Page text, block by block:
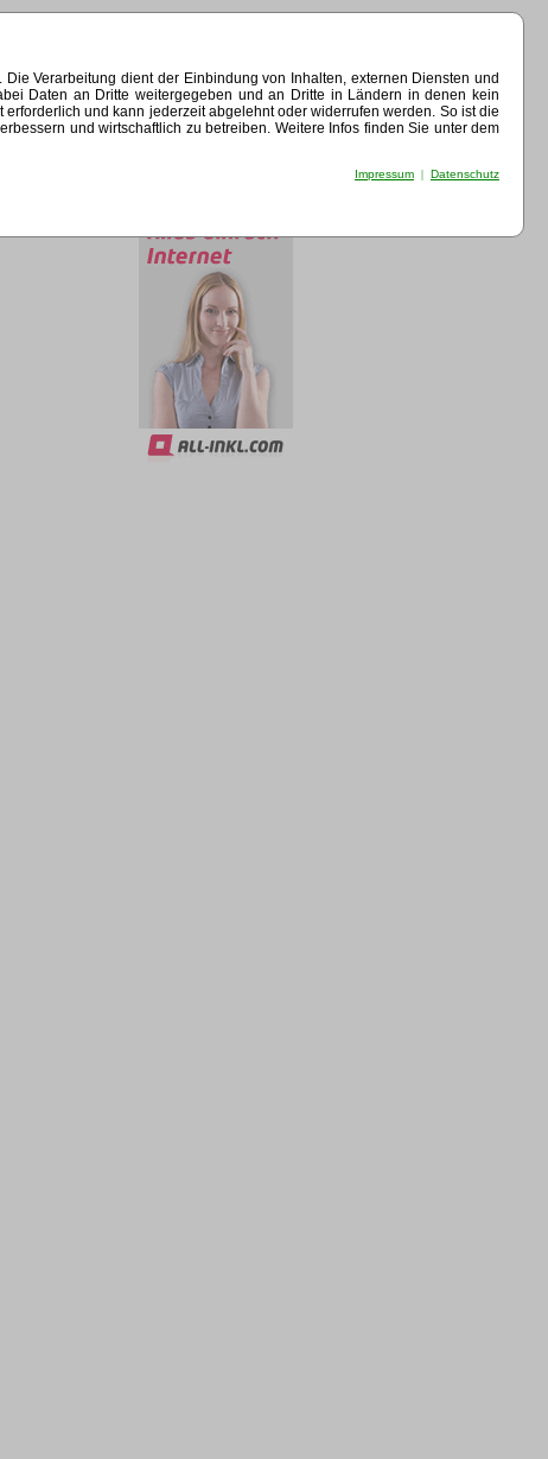
Verarbeitung dient der Einbindung von Inhalten, externen Diensten und
Daten an Dritte weitergegeben und an Dritte in Ländern in denen kein
und kann jederzeit abgelehnt oder widerrufen werden. So ist die
und wirtschaftlich zu betreiben. Weitere Infos finden Sie unter dem
Impressum | Datenschutz